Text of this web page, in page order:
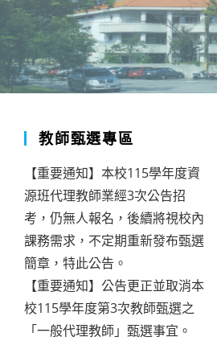
教師甄選專區
【重要通知】本校115學年度資
源班代理教師業經3次公告招
考，仍無人報名，後續將視校內
課務需求，不定期重新發布甄選
簡章，特此公告。
【重要通知】公告更正並取消本
校115學年度第3次教師甄選之
「一般代理教師」甄選事宜。